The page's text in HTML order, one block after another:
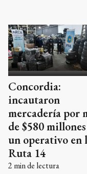
Concordia:
incautaron
mercadería por
de $580
un operativo en
Ruta 14
2 min de lectura